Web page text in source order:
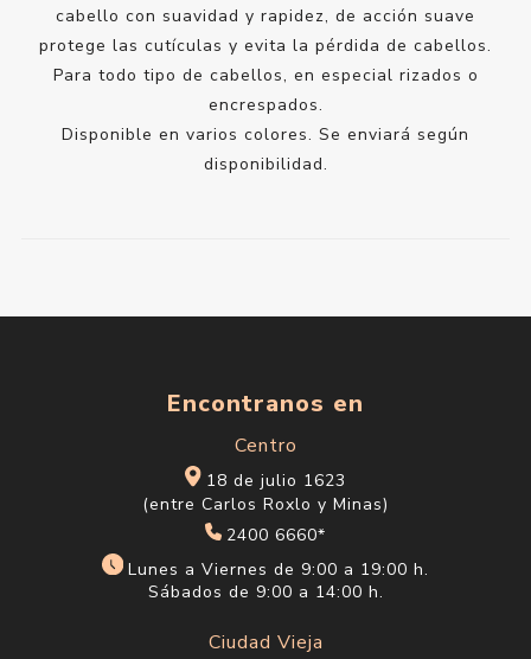
cabello con suavidad y rapidez, de acción suave
protege las cutículas y evita la pérdida de cabellos.
Para todo tipo de cabellos, en especial rizados o
encrespados.
Disponible en varios colores. Se enviará según
disponibilidad.
Encontranos en
Centro
18 de julio 1623
(entre Carlos Roxlo y Minas)
2400 6660*
Lunes a Viernes de 9:00 a 19:00 h.
Sábados de 9:00 a 14:00 h.
Ciudad Vieja